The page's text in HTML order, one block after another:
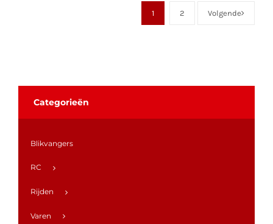
1 2 Volgende
Categorieën
Blikvangers
RC
Rijden
Varen